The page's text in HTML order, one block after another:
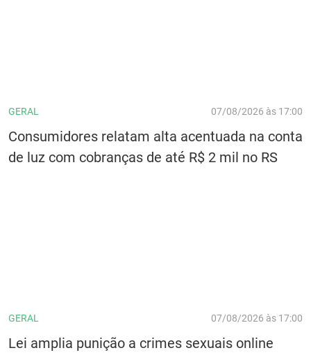
GERAL 07/08/2026 às 17:00
Consumidores relatam alta acentuada na conta
de luz com cobranças de até R$ 2 mil no RS
GERAL 07/08/2026 às 17:00
Lei amplia punição a crimes sexuais online